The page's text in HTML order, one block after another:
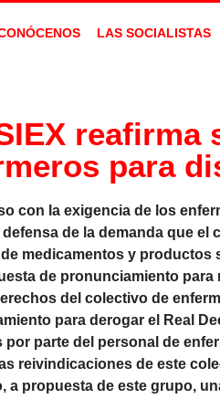
LAS SOCIALISTAS
para
con la exigencia de los
de la demanda que el
medicamentos y
de pronunciamiento
del colectivo de
para derogar el Real
parte del personal de
reivindicaciones de este
a propuesta de este grupo,